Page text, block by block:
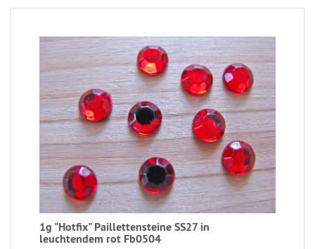
1g "Hotfix" Paillettensteine SS27 in
leuchtendem rot Fb0504